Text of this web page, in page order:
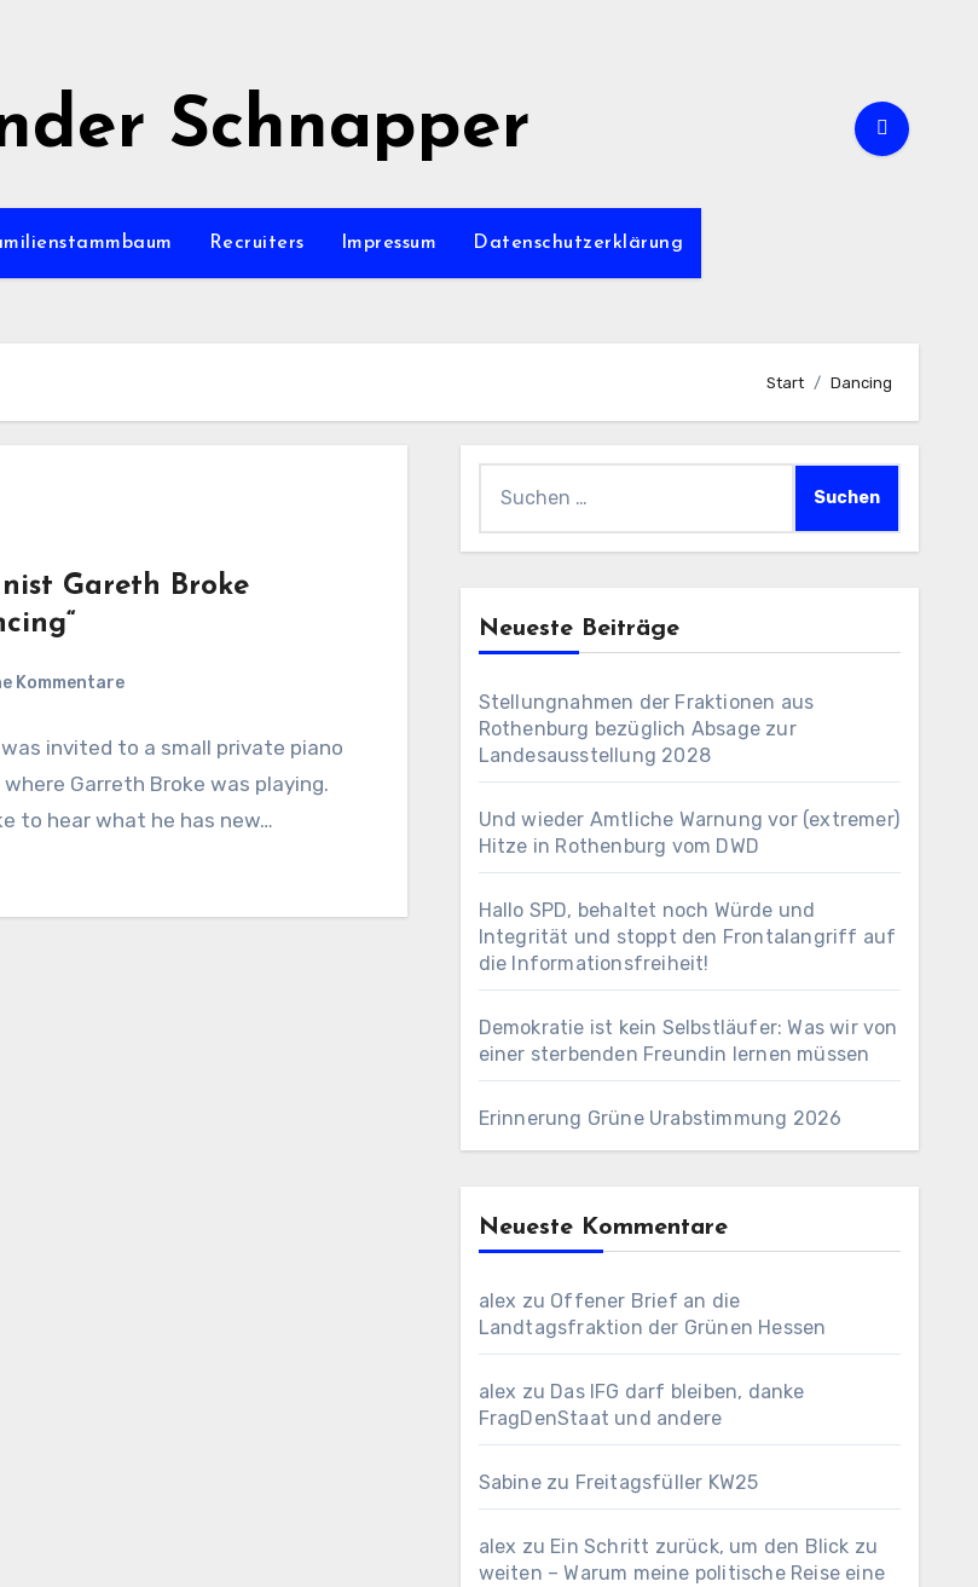
Schnapper
Recruiters Impressum Datenschutzerklärung
Start Dancing
Gareth Broke
Kommentare
was invited to a small private piano
Garreth Broke was playing.
to hear what he has new…
nach:
Neueste Beiträge
Stellungnahmen der Fraktionen aus
Rothenburg bezüglich Absage zur
Landesausstellung 2028
Und wieder Amtliche Warnung vor (extremer)
Hitze in Rothenburg vom DWD
Hallo SPD, behaltet noch Würde und
Integrität und stoppt den Frontalangriff auf
die Informationsfreiheit!
Demokratie ist kein Selbstläufer: Was wir von
einer sterbenden Freundin lernen müssen
Erinnerung Grüne Urabstimmung 2026
Neueste Kommentare
alex zu Offener Brief an die
Landtagsfraktion der Grünen Hessen
alex zu Das IFG darf bleiben, danke
FragDenStaat und andere
Sabinezu Freitagsfüller KW25
alex zu Ein Schritt zurück, um den Blick zu
weiten – Warum meine politische Reise eine